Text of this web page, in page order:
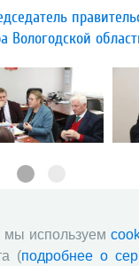
Вологодской
27 28 29 »
мы используем
(подробнее о